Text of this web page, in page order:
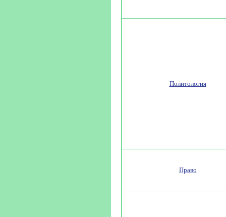
Политология
Право